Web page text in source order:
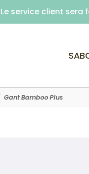
Gant Bamboo Plus
Le service client sera